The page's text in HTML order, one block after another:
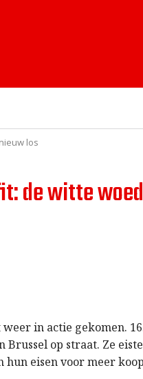
los
de witte
in actie gekomen.
op straat. Ze
eisen voor meer